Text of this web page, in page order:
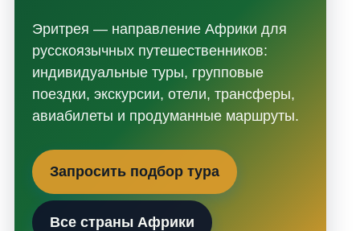
Эритрея — направление Африки для
русскоязычных путешественников:
индивидуальные туры, групповые
поездки, экскурсии, отели, трансферы,
авиабилеты и продуманные маршруты.
Запросить подбор тура
Все страны Африки